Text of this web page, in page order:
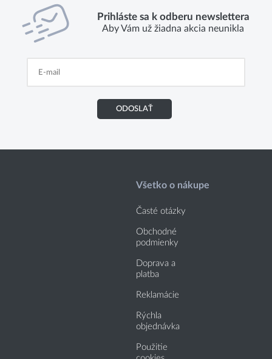
Prihláste sa k odberu newslettera
Aby Vám už žiadna akcia neunikla
ODOSLAŤ
Všetko o nákupe
Časté otázky
Obchodné
podmienky
Doprava a
platba
Reklamácie
Rýchla
objednávka
Použitie